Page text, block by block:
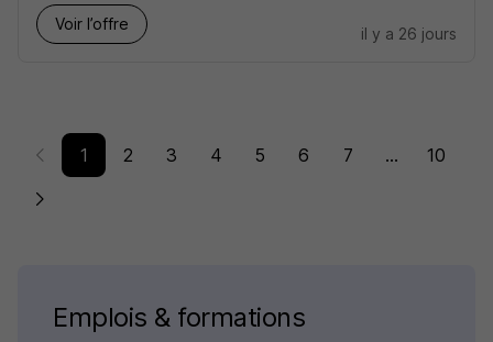
Voir l’offre
il y a 26 jours
1 2 3 4 5 6 7 ... 10
Emplois & formations